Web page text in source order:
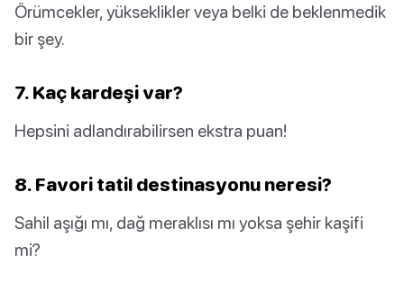
Örümcekler, yükseklikler veya belki de beklenmedik
bir şey.
7. Kaç kardeşi var?
Hepsini adlandırabilirsen ekstra puan!
8. Favori tatil destinasyonu neresi?
Sahil aşığı mı, dağ meraklısı mı yoksa şehir kaşifi
mi?